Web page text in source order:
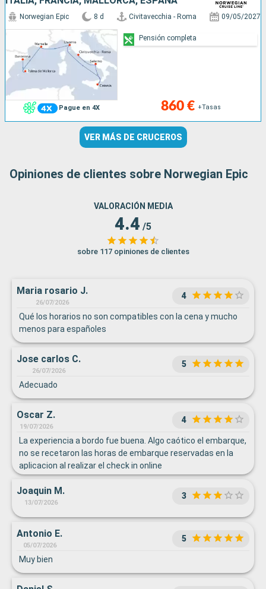
Pague en 4X
Norwegian Epic 8 d Civitavecchia - Roma 09/05/2027
860 € +Tasas
Pensión completa
VER MÁS DE CRUCEROS
Opiniones de clientes sobre Norwegian Epic
VALORACIÓN MEDIA
4.4 /5
sobre 117 opiniones de clientes
Maria rosario J.
26/07/2026
4
Qué los horarios no son compatibles con la cena y mucho
menos para españoles
Jose carlos C.
26/07/2026
5
Adecuado
Oscar Z.
19/07/2026
4
La experiencia a bordo fue buena. Algo caótico el embarque,
no se recetaron las horas de embarque reservadas en la
aplicacion al realizar el check in online
Joaquin M.
13/07/2026
3
Antonio E.
05/07/2026
5
Muy bien